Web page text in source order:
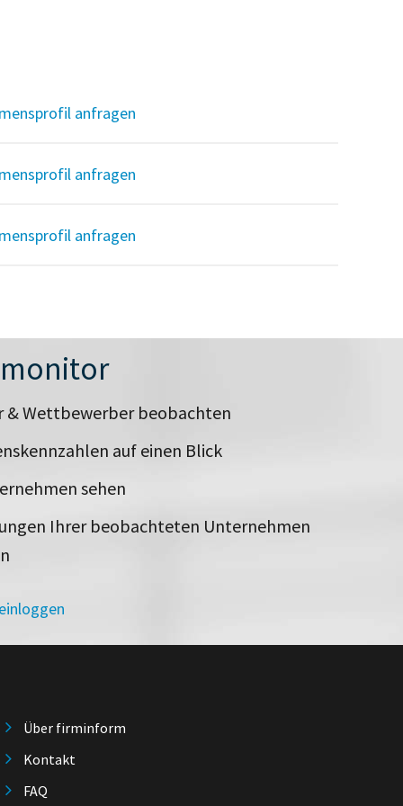
anfragen
anfragen
anfragen
& Wettbewerber beobachten
auf einen Blick
sehen
Ihrer beobachteten Unternehmen
Über firminform
Kontakt
FAQ